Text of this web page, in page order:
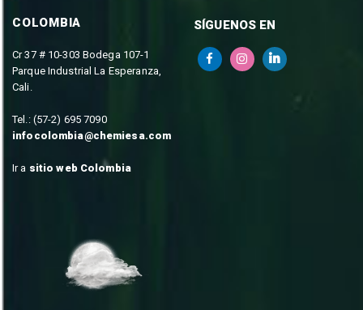
COLOMBIA
Cr 37 # 10-303 Bodega 107-1
Parque Industrial La Esperanza,
Cali.
Tel.: (57-2) 695 7090
infocolombia@chemiesa.com
Ir a sitio web Colombia
SÍGUENOS EN